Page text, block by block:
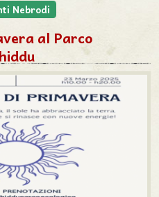
Nebrodi
al Parco